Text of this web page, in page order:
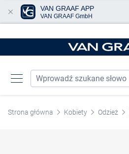
Strona główna Kobiety Odzież
VAN GRAAF APP
VAN GRAAF GmbH